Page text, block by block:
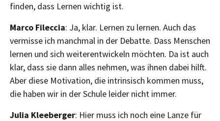
finden, dass Lernen wichtig ist.
Marco Fileccia: Ja, klar. Lernen zu lernen. Auch das
vermisse ich manchmal in der Debatte. Dass Menschen
lernen und sich weiterentwickeln möchten. Da ist auch
klar, dass sie dann alles nehmen, was ihnen dabei hilft.
Aber diese Motivation, die intrinsisch kommen muss,
die haben wir in der Schule leider nicht immer.
Julia Kleeberger: Hier muss ich noch eine Lanze für